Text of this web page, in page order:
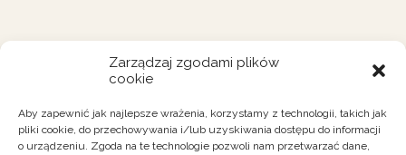
Zarządzaj zgodami plików
cookie
Aby zapewnić jak najlepsze wrażenia, korzystamy z technologii, takich jak
pliki cookie, do przechowywania i/lub uzyskiwania dostępu do informacji
o urządzeniu. Zgoda na te technologie pozwoli nam przetwarzać dane,